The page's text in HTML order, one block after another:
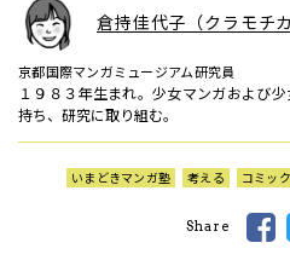
倉持佳代子（クラモチカ
京都国際マンガミュージアム研究員
１９８３年生まれ。少女マンガおよび
持ち、研究に取り組む。
いまどきマンガ塾 考える コミック
Share